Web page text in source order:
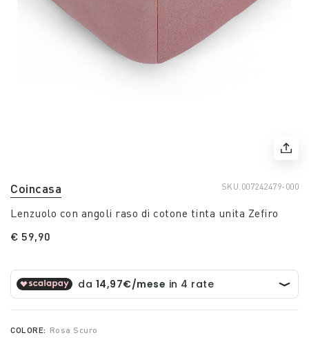
Coincasa SKU. 007242479-000
Lenzuolo con angoli raso di cotone tinta unita Zefiro
€ 59,90
COLORE: Rosa Scuro